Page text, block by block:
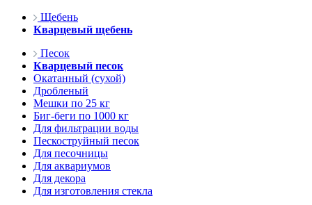
Щебень
Кварцевый щебень
Песок
Кварцевый песок
Окатанный (сухой)
Дробленый
Мешки по 25 кг
Биг-беги по 1000 кг
Для фильтрации воды
Пескоструйный песок
Для песочницы
Для аквариумов
Для декора
Для изготовления стекла